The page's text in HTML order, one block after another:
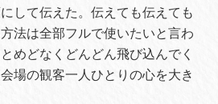
して伝えた。伝えても伝えても
法は全部フルで使いたいと言わ
めどなくどんどん飛び込んでく
場の観客一人ひとりの心を大き